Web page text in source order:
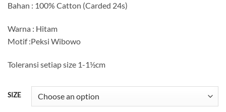
Bahan : 100% Catton (Carded 24s)
Warna : Hitam
Motif :Peksi Wibowo
Toleransi setiap size 1-1½cm
SIZE